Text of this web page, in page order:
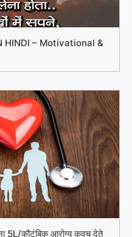
HINDI – Motivational &
5L/कौटुंबिक आरोग्य कवच देते